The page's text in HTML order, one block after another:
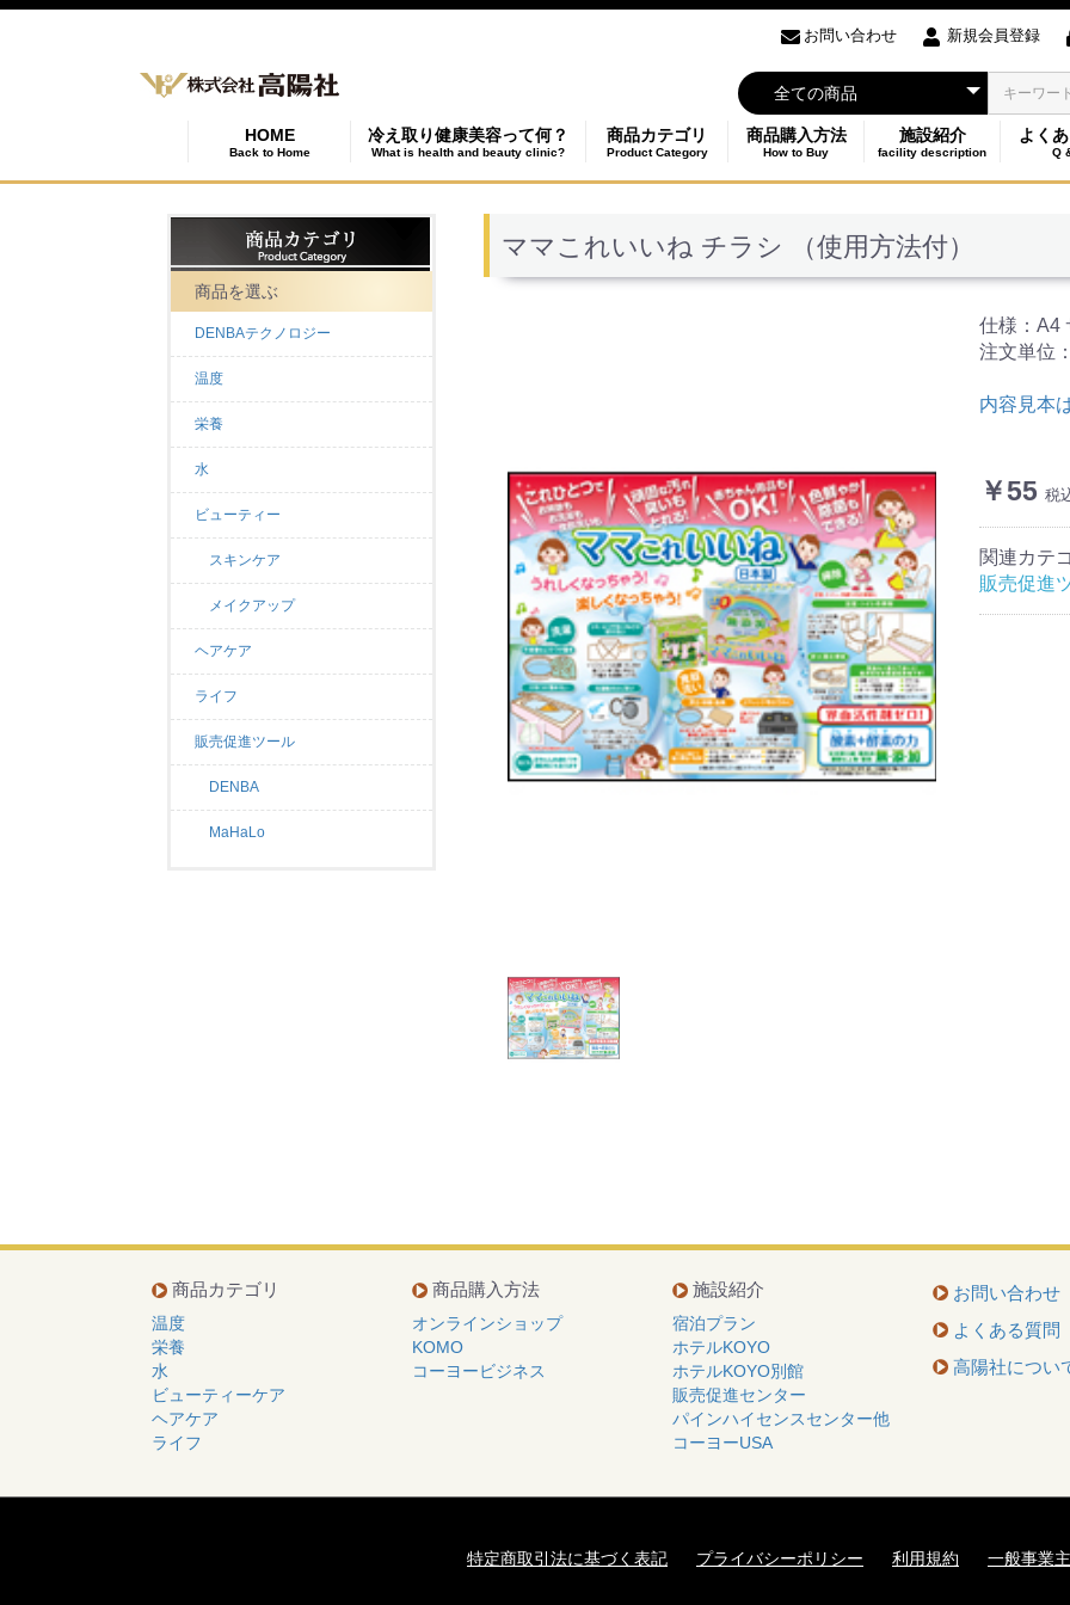
お問い合わせ 新規会員登録
HOME
Back to Home
冷え取り健康美容って何？
What is health and beauty clinic?
商品カテゴリ
Product Category
商品購入方法
How to Buy
施設紹介
facility description
よく
Q
商品を選ぶ
DENBAテクノロジー
温度
栄養
水
ビューティー
スキンケア
メイクアップ
ヘアケア
ライフ
販売促進ツール
DENBA
MaHaLo
ママこれいいね チラシ （使用方法付）
仕様：A4
注文単位
内容見本
￥55 税
関連カテ
販売促進
商品カテゴリ
温度
栄養
水
ビューティーケア
ヘアケア
ライフ
商品購入方法
オンラインショップ
KOMO
コーヨービジネス
施設紹介
宿泊プラン
ホテルKOYO
ホテルKOYO別館
販売促進センター
パインハイセンスセンター他
コーヨーUSA
お問い合わせ
よくある質問
高陽社につい
特定商取引法に基づく表記 プライバシーポリシー 利用規約 一般事業